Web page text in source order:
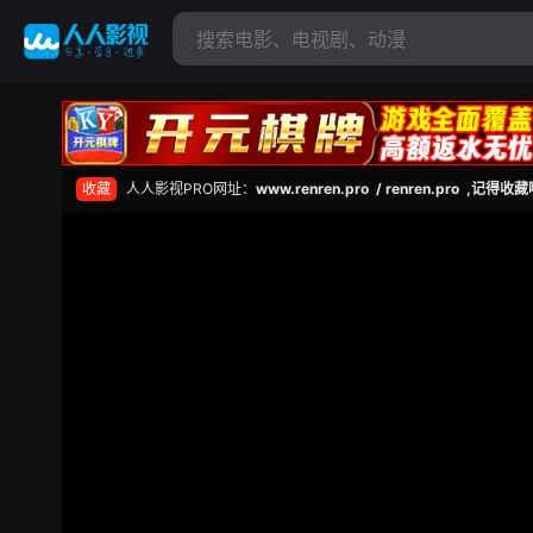
收藏 人人影视PRO网址： www.renren.pro / renren.pro ,记得收藏